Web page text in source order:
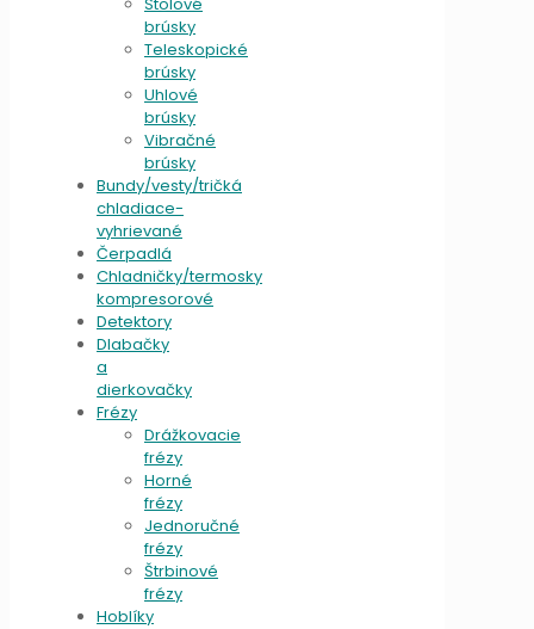
brúsky
Teleskopické
brúsky
Uhlové
brúsky
Vibračné
brúsky
Bundy/vesty/tričká
chladiace-
vyhrievané
Čerpadlá
Chladničky/termosky
kompresorové
Detektory
Dlabačky
a
dierkovačky
Frézy
Drážkovacie
frézy
Horné
frézy
Jednoručné
frézy
Štrbinové
frézy
Hoblíky